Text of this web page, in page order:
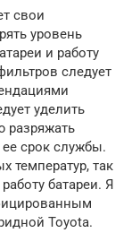
свои
уровень
и работу
следует
уделить
разряжать
ее срок службы.
температур, так
батареи. Я
Toyota.